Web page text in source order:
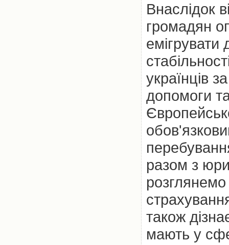
Внаслідок
громадян
емігрувати
українців
допомоги
разом з
також
мають у